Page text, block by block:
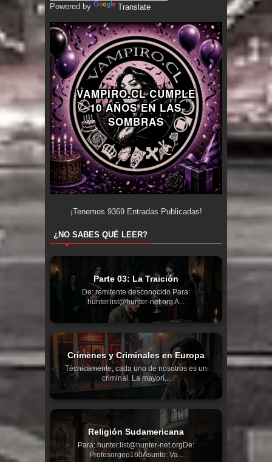
Powered by Translate
VAMPIRO.CL CUMPLE
10 AÑOS EN LAS
SOMBRAS
¡Tenemos 9369Entradas Publicadas!
¿NO SABES QUÉ LEER?
Parte 03: La Traición
De: remitente desconocido Para:
hunter.list@hunter-net.org A...
Crímenes y Criminales en Europa
Técnicamente, cada uno de nosotros es un
criminal. La mayorí...
Religión Sudamericana
Para: hunter.list@hunter-net.orgDe:
Profesorgeo160Asunto: Va...